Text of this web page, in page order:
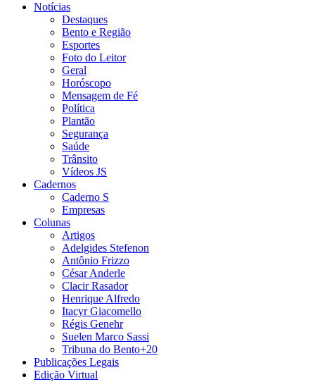
Notícias
Destaques
Bento e Região
Esportes
Foto do Leitor
Geral
Horóscopo
Mensagem de Fé
Política
Plantão
Segurança
Saúde
Trânsito
Vídeos JS
Cadernos
Caderno S
Empresas
Colunas
Artigos
Adelgides Stefenon
Antônio Frizzo
César Anderle
Clacir Rasador
Henrique Alfredo
Itacyr Giacomello
Régis Genehr
Suelen Marco Sassi
Tribuna do Bento+20
Publicações Legais
Edição Virtual